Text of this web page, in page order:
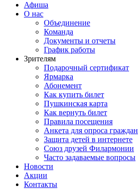
Афиша
О нас
Объединение
Команда
Документы и отчеты
График работы
Зрителям
Подарочный сертификат
Ярмарка
Абонемент
Как купить билет
Пушкинская карта
Как вернуть билет
Правила посещения
Анкета для опроса граждан
Защита детей в интернете
Союз друзей Филармонии
Часто задаваемые вопросы
Новости
Акции
Контакты